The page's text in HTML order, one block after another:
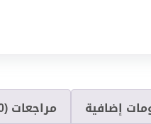
إضافية مراجعات (0)